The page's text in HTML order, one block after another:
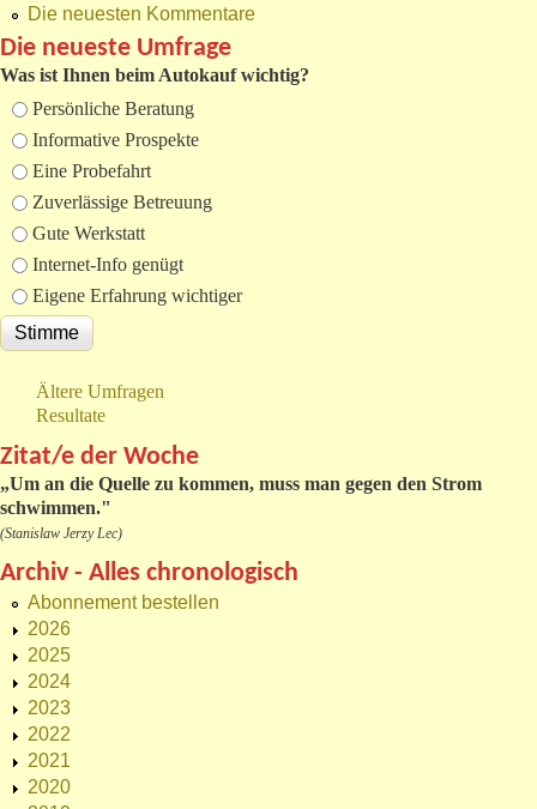
Die neuesten Kommentare
Die neueste Umfrage
Was ist Ihnen beim Autokauf wichtig?
Auswahlmöglichkeiten
Persönliche Beratung
Informative Prospekte
Eine Probefahrt
Zuverlässige Betreuung
Gute Werkstatt
Internet-Info genügt
Eigene Erfahrung wichtiger
Ältere Umfragen
Resultate
Zitat/e der Woche
„Um an die Quelle zu kommen, muss man gegen den Strom
schwimmen."
(Stanislaw Jerzy Lec)
Archiv - Alles chronologisch
Abonnement bestellen
2026
2025
2024
2023
2022
2021
2020